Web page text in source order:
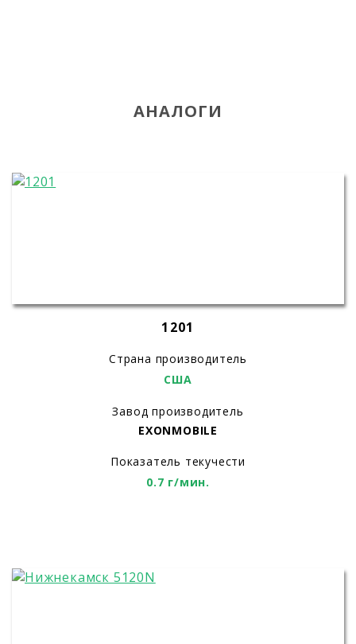
АНАЛОГИ
1201
Страна производитель
США
Завод производитель
EXONMOBILE
Показатель текучести
0.7 г/мин.